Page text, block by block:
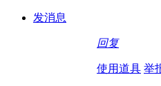
发消息
回复
使用道具 举